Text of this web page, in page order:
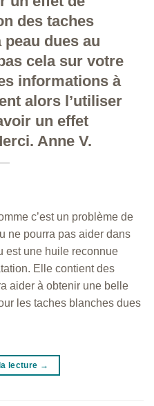
des taches
dues au
cela sur votre
informations à
alors l’utiliser
un effet
Anne V.
c’est un problème de
ne pourra pas aider dans
est une huile reconnue
Elle contient des
aider à obtenir une belle
les taches blanches dues
lecture →